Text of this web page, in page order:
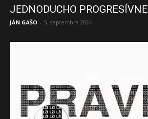
JEDNODUCHO
JÁN GAŠO - 5. septembra 2024